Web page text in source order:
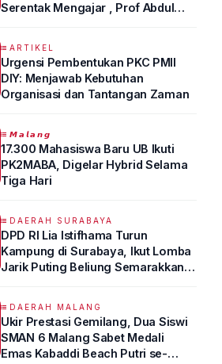
Serentak Mengajar , Prof Abdul
ARTIKEL
Urgensi Pembentukan PKC PMII
DIY: Menjawab Kebutuhan
Organisasi dan Tantangan Zaman
𝙈𝙖𝙡𝙖𝙣𝙜
17.300 Mahasiswa Baru UB Ikuti
PK2MABA, Digelar Hybrid Selama
Tiga Hari
DAERAH SURABAYA
DPD RI Lia Istifhama Turun
Kampung di Surabaya, Ikut Lomba
Jarik Puting Beliung Semarakkan
DAERAH MALANG
Ukir Prestasi Gemilang, Dua Siswi
SMAN 6 Malang Sabet Medali
Emas Kabaddi Beach Putri se-